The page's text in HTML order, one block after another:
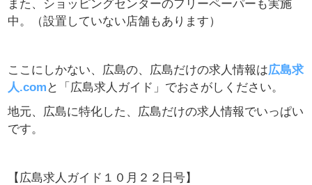
また、ショッピングセンターのフリーペーパーも実施
中。（設置していない店舗もあります）
ここにしかない、広島の、広島だけの求人情報は広島求
人.com と「広島求人ガイド」でおさがしください。
地元、広島に特化した、広島だけの求人情報でいっぱい
です。
【広島求人ガイド１０月２２日号】